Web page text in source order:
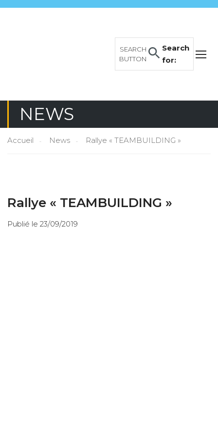
Search
for:
SEARCH
BUTTON
NEWS
Accueil News Rallye « TEAMBUILDING »
Rallye « TEAMBUILDING »
Publié le 23/09/2019